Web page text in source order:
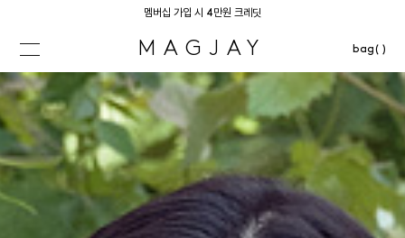
멤버십 가입 시 4만원 크레딧
MAGJAY bag( )